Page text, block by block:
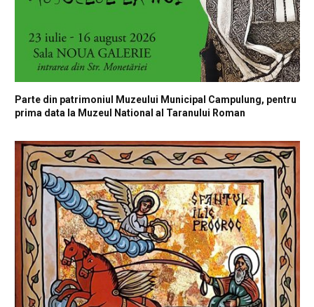
Parte din patrimoniul Muzeului Municipal Campulung, pentru
prima data la Muzeul National al Taranului Roman